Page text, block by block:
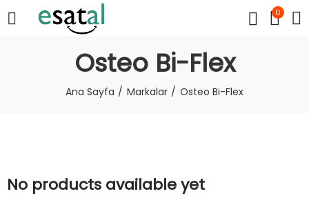
0
Osteo Bi-Flex
Ana Sayfa Markalar Osteo Bi-Flex
No products available yet